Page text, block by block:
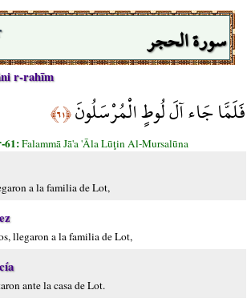
سورة الحجر
r-rahīm
فَلَمَّا جَاء آلَ لُوطٍ الْمُرْسَلُونَ﴿٦١﴾
61:Falammā Jā'a 'Āla Lūţin Al-Mursalūna
a la familia de Lot,
llegaron a la familia de Lot,
ante la casa de Lot.